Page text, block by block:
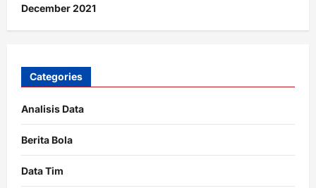
December 2021
Categories
Analisis Data
Berita Bola
Data Tim